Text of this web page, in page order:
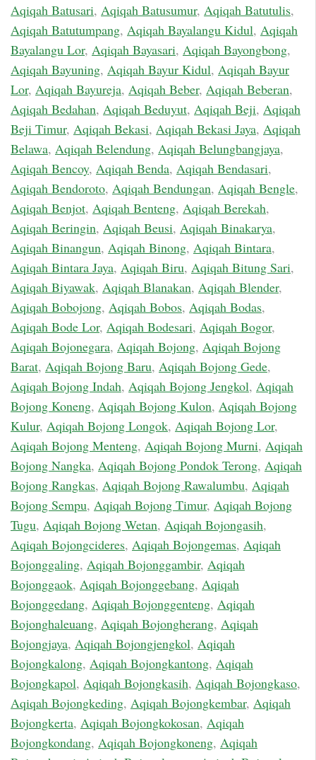
Aqiqah Batusari, Aqiqah Batusumur, Aqiqah Batutulis,
Aqiqah Batutumpang, Aqiqah Bayalangu Kidul, Aqiqah
Bayalangu Lor, Aqiqah Bayasari, Aqiqah Bayongbong,
Aqiqah Bayuning, Aqiqah Bayur Kidul, Aqiqah Bayur
Lor, Aqiqah Bayureja, Aqiqah Beber, Aqiqah Beberan,
Aqiqah Bedahan, Aqiqah Beduyut, Aqiqah Beji, Aqiqah
Beji Timur, Aqiqah Bekasi, Aqiqah Bekasi Jaya, Aqiqah
Belawa, Aqiqah Belendung, Aqiqah Belungbangjaya,
Aqiqah Bencoy, Aqiqah Benda, Aqiqah Bendasari,
Aqiqah Bendoroto, Aqiqah Bendungan, Aqiqah Bengle,
Aqiqah Benjot, Aqiqah Benteng, Aqiqah Berekah,
Aqiqah Beringin, Aqiqah Beusi, Aqiqah Binakarya,
Aqiqah Binangun, Aqiqah Binong, Aqiqah Bintara,
Aqiqah Bintara Jaya, Aqiqah Biru, Aqiqah Bitung Sari,
Aqiqah Biyawak, Aqiqah Blanakan, Aqiqah Blender,
Aqiqah Bobojong, Aqiqah Bobos, Aqiqah Bodas,
Aqiqah Bode Lor, Aqiqah Bodesari, Aqiqah Bogor,
Aqiqah Bojonegara, Aqiqah Bojong, Aqiqah Bojong
Barat, Aqiqah Bojong Baru, Aqiqah Bojong Gede,
Aqiqah Bojong Indah, Aqiqah Bojong Jengkol, Aqiqah
Bojong Koneng, Aqiqah Bojong Kulon, Aqiqah Bojong
Kulur, Aqiqah Bojong Longok, Aqiqah Bojong Lor,
Aqiqah Bojong Menteng, Aqiqah Bojong Murni, Aqiqah
Bojong Nangka, Aqiqah Bojong Pondok Terong, Aqiqah
Bojong Rangkas, Aqiqah Bojong Rawalumbu, Aqiqah
Bojong Sempu, Aqiqah Bojong Timur, Aqiqah Bojong
Tugu, Aqiqah Bojong Wetan, Aqiqah Bojongasih,
Aqiqah Bojongcideres, Aqiqah Bojongemas, Aqiqah
Bojonggaling, Aqiqah Bojonggambir, Aqiqah
Bojonggaok, Aqiqah Bojonggebang, Aqiqah
Bojonggedang, Aqiqah Bojonggenteng, Aqiqah
Bojonghaleuang, Aqiqah Bojongherang, Aqiqah
Bojongjaya, Aqiqah Bojongjengkol, Aqiqah
Bojongkalong, Aqiqah Bojongkantong, Aqiqah
Bojongkapol, Aqiqah Bojongkasih, Aqiqah Bojongkaso,
Aqiqah Bojongkeding, Aqiqah Bojongkembar, Aqiqah
Bojongkerta, Aqiqah Bojongkokosan, Aqiqah
Bojongkondang, Aqiqah Bojongkoneng, Aqiqah